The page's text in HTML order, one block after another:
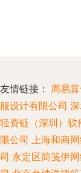
友情链接： 周易
服设计有限公司
轻资链（深圳）软
限公司 上海和商
司 永定区简笺伊